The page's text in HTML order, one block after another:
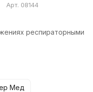
Арт. 08144
респираторными
Мед